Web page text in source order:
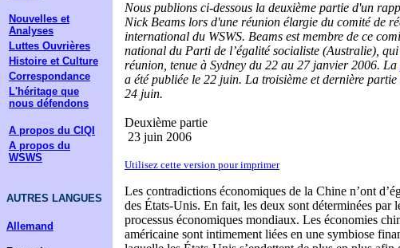
Nouvelles et
Analyses
Luttes Ouvrières
Histoire et Culture
Correspondance
L'héritage que
nous défendons
A propos du CIQI
A propos du
WSWS
AUTRES LANGUES
Allemand
Nous publions ci-dessous la deuxième partie d'un
Nick Beams lors d'une réunion élargie du comité de
international du WSWS. Beams est membre de ce
national du Parti de l’égalité socialiste (Australie),
réunion, tenue à Sydney du 22 au 27 janvier 2006. La
a été publiée le 22 juin. La troisième et dernière
24 juin.
Deuxième partie
23 juin 2006
Utilisez cette version pour imprimer
Les contradictions économiques de la Chine n’ont
des États-Unis. En fait, les deux sont déterminées par
processus économiques mondiaux. Les économies
américaine sont intimement liées en une symbiose